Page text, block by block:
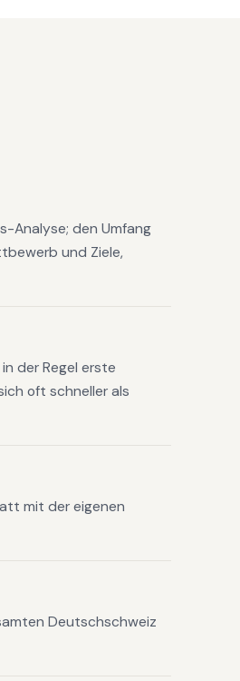
Analyse; den Umfang
und Ziele,
der Regel erste
oft schneller als
mit der eigenen
Deutschschweiz